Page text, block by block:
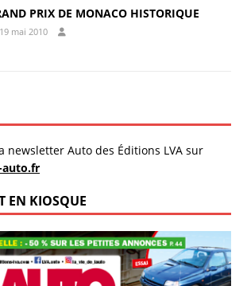
PRIX DE MONACO HISTORIQUE
19 mai 2010
newsletter Auto des Éditions LVA sur
auto.fr
EN KIOSQUE